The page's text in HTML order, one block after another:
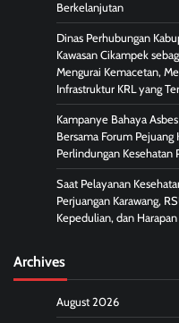
Berkelanjutan
Dinas Perhubungan
Kawasan Cikampek
Mengurai Kemacetan,
Infrastruktur KRL yang
Kampanye Bahaya
Bersama Forum
Perlindungan Kesehatan
Saat Pelayanan
Perjuangan Karawang,
Kepedulian, dan
Archives
August 2026